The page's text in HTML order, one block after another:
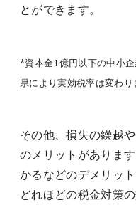
とができます。
*資本金1億円以下の中小
県により実効税率は変わり
その他、損失の繰越
のメリットがありま
かるなどのデメリッ
どれほどの税金対策